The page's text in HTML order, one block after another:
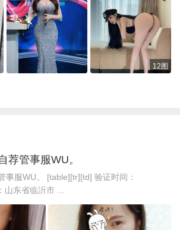
12图
荐管事服WU。
事服WU。 [table][tr][td] 验证时间：
东省临沂市 ...